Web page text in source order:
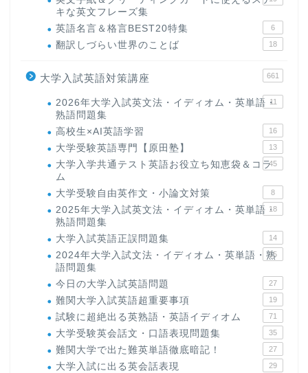
キな英文フレーズ集
英語名言＆格言BEST20特集 6
翻訳しづらい世界のことば 18
大学入試英語対策講座 661
2026年大学入試英文法・イディオム・英単語・
熟語問題集
11
高校生×AI英語学習 16
大学受験英語専門【原田塾】 13
大学入学共通テスト英語お役立ち知恵袋＆コラ
ム
45
大学受験自由英作文・小論文対策 8
2025年大学入試英文法・イディオム・英単語・
熟語問題集
18
大学入試英語正誤問題集 14
2024年大学入試文法・イディオム・英単語・熟
語問題集
15
今日の大学入試英語問題 27
難関大学入試英語超重要事項 19
試験に超絶出る英熟語・英語イディオム 71
大学受験英会話文・口語表現問題集 35
難関大学で出た難英単語徹底暗記！ 27
大学入試に出る英会話表現 29